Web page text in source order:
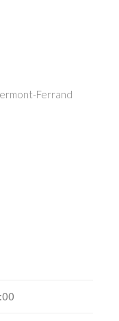
Ferrand